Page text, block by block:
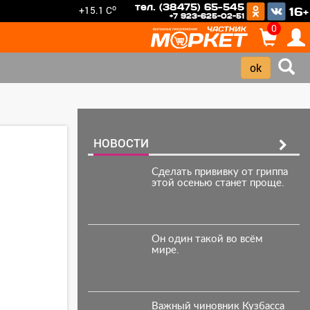
+15.1 Co тел. (38475) 65-545
+7 923-625-02-51 16+
0
НОВОСТИ
Сделать прививку от гриппа
этой осенью станет проще.
Он один такой во всём
мире.
Важный чиновник Кузбасса